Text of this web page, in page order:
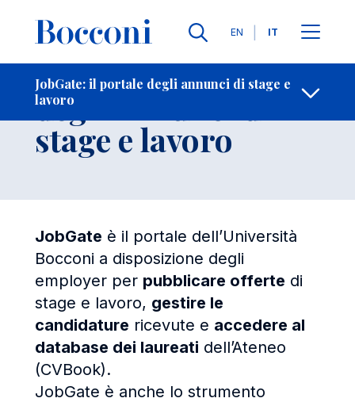
Lingue
EN IT
JobGate: il portale degli annunci di stage e
lavoro
Briciole di pane
JobGate: il portale
degli annunci di
stage e lavoro
JobGate è il portale dell’Università
Bocconi a disposizione degli
employer per pubblicare offerte di
stage e lavoro, gestire le
candidature ricevute e accedere al
database dei laureati dell’Ateneo
(CVBook).
JobGate è anche lo strumento